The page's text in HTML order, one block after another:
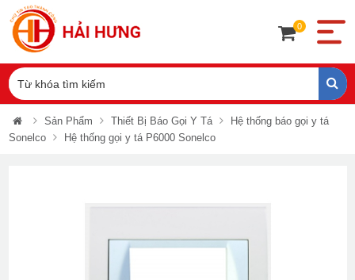
0
Sản Phẩm Thiết Bị Báo Gọi Y Tá
Hệ thống báo gọi y tá
Sonelco
Hệ thống gọi y tá P6000 Sonelco